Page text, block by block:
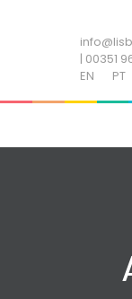
| 00351
EN
PT